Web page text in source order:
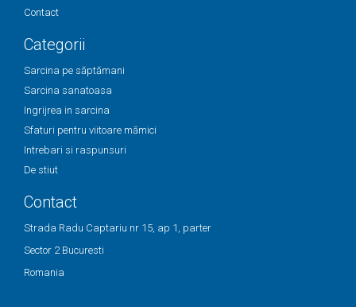
Contact
Categorii
Sarcina pe săptămani
Sarcina sanatoasa
Ingrijrea in sarcina
Sfaturi pentru viitoare mămici
Intrebari si raspunsuri
De stiut
Contact
Strada Radu Captariu nr 15, ap 1, parter
Sector 2 Bucuresti
Romania